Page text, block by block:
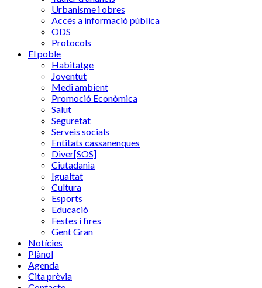
Urbanisme i obres
Accés a informació pública
ODS
Protocols
El poble
Habitatge
Joventut
Medi ambient
Promoció Econòmica
Salut
Seguretat
Serveis socials
Entitats cassanenques
Diver[SOS]
Ciutadania
Igualtat
Cultura
Esports
Educació
Festes i fires
Gent Gran
Notícies
Plànol
Agenda
Cita prèvia